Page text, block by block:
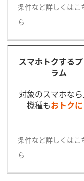
条件など詳しくはこ
ら
スマホトクする
ラム
対象のスマホな
機種もおトクに
条件など詳しくはこ
ら